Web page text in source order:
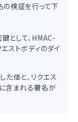
の検証を行って下
として、HMAC-
ストボディのダイ
た値と、リクエス
含まれる署名が